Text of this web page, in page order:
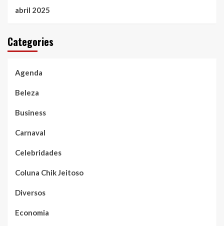
abril 2025
Categories
Agenda
Beleza
Business
Carnaval
Celebridades
Coluna Chik Jeitoso
Diversos
Economia